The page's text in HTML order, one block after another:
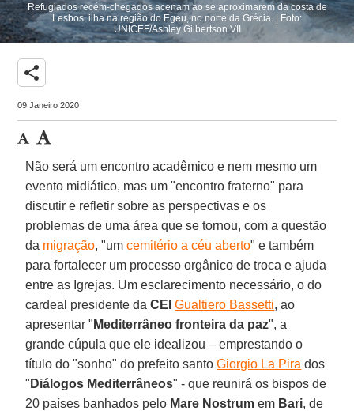
Refugiados recém-chegados acenam ao se aproximarem da costa de
Lesbos, ilha na região do Egeu, no norte da Grécia. | Foto:
UNICEF/Ashley Gilbertson VII
share
09 Janeiro 2020
Não será um encontro acadêmico e nem mesmo um
evento midiático, mas um "encontro fraterno" para
discutir e refletir sobre as perspectivas e os
problemas de uma área que se tornou, com a questão
da migração, "umcemitério a céu aberto" e também
para fortalecer um processo orgânico de troca e ajuda
entre as Igrejas. Um esclarecimento necessário, o do
cardeal presidente daCEI Gualtiero Bassetti, ao
apresentar " Mediterrâneo fronteira da paz", a
grande cúpula que ele idealizou – emprestando o
título do "sonho" do prefeito santoGiorgio La Pira dos
" Diálogos Mediterrâneos" - que reunirá os bispos de
20 países banhados pelo Mare Nostrum em Bari, de